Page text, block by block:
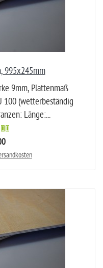
995x245mm
9mm, Plattenmaß
100 (wetterbeständig
Länge:...